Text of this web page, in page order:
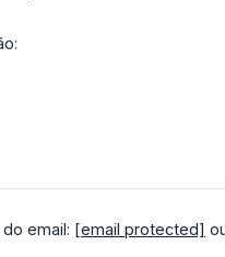
email: [email protected]